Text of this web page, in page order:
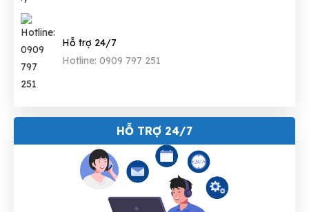
Hỗ trợ 24/7
Hotline: 0909 797 251
HỖ TRỢ 24/7